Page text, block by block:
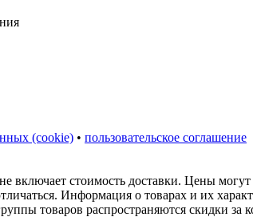
(cookie) • пользовательское соглашение
включает стоимость доставки. Цены
Информация о товарах и их
товаров распространяются скидки за